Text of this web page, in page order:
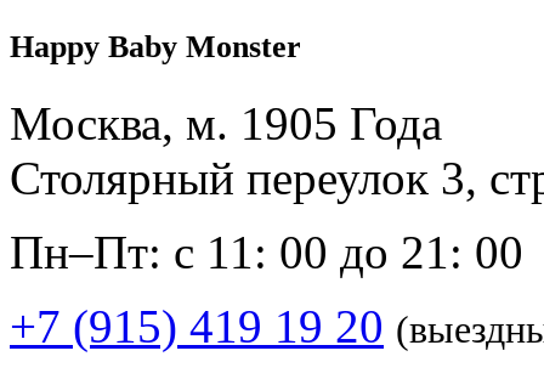
Happy Baby Monster
Москва, м. 1905 Года
Столярный переулок 3,
Пн–Пт: с 11: 00 до 21: 00
+7 (915) 419 19 20